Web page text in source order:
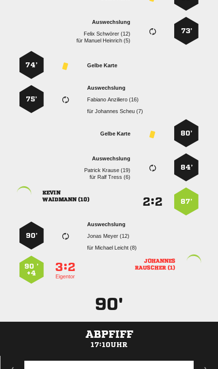
73’
Auswechslung
  
für   
Gelbe Karte
74’
Auswechslung
  
für  
75’
80’
Gelbe Karte
84’
Auswechslung
  
für   
87’
:

 
Auswechslung
  
für   
90’

 
:
Eigentor
90 ’
+4
90'
ABPFIFF
17:10UHR
ANZEIGE